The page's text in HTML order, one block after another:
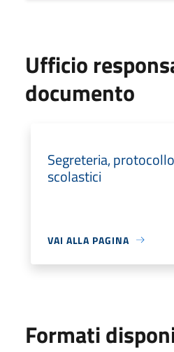
Ufficio
documento
Segreteria,
scolastici
VAI ALLA PAGINA
Formati